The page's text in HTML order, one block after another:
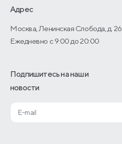
О производстве
Адрес
Москва, Ленинская Слобода, д. 26
Ежедневно с 9:00 до 20:00
Подпишитесь на наши
новости